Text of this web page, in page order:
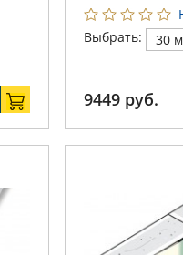
Выбрать:
30
9449 руб.